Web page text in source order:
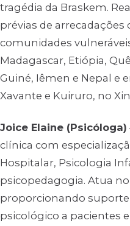
tragédia da Braskem.
prévias de arrecadações
comunidades
Madagascar, Etiópia,
Guiné, Iêmen e Nepal e
Xavante e Kuiruro, no
Joice Elaine (Psicóloga)
clínica com
Hospitalar, Psicologia
psicopedagogia. Atua
proporcionando
psicológico a pacientes